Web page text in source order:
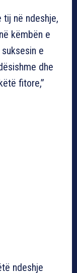
tij në ndeshje,
këmbën e
e
dhe
fitore,”
ndeshje